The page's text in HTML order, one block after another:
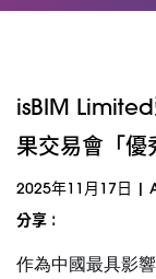
isBIM
果交易會「優
2025年11月17日 |
分享 :
作為中國最具影